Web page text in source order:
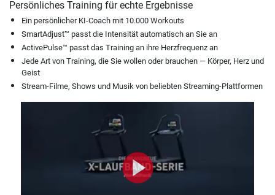
Persönliches Training für echte Ergebnisse
Ein persönlicher KI-Coach mit 10.000 Workouts
SmartAdjust™ passt die Intensität automatisch an Sie an
ActivePulse™ passt das Training an ihre Herzfrequenz an
Jede Art von Training, die Sie wollen oder brauchen — Körper, Herz und
Geist
Stream-Filme, Shows und Musik von beliebten Streaming-Plattformen